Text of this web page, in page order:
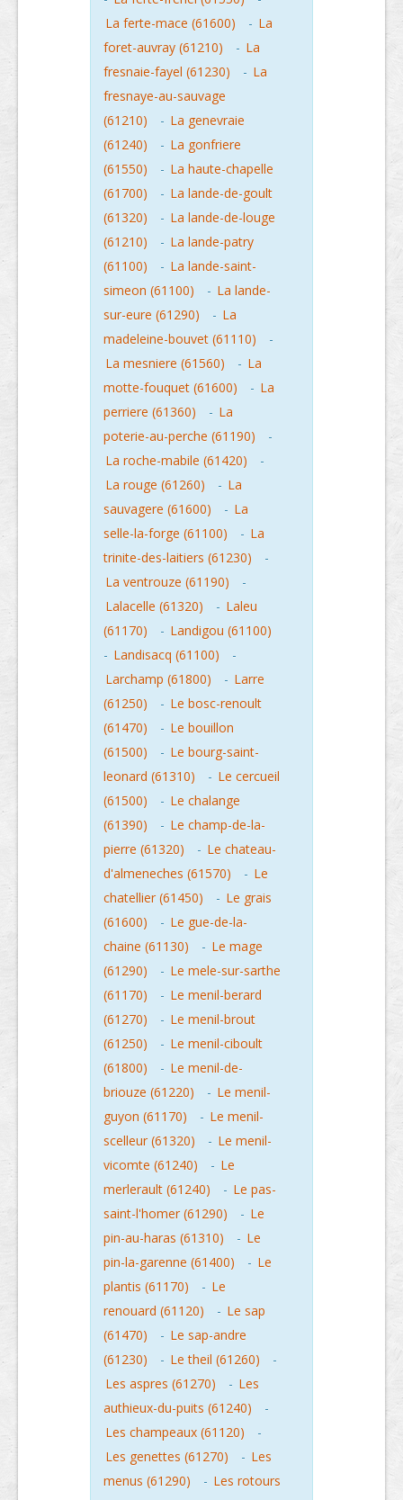
La ferte-mace (61600)
- La
foret-auvray (61210)
- La
fresnaie-fayel (61230)
- La
fresnaye-au-sauvage
(61210)
- La genevraie
(61240)
- La gonfriere
(61550)
- La haute-chapelle
(61700)
- La lande-de-goult
(61320)
- La lande-de-louge
(61210)
- La lande-patry
(61100)
- La lande-saint-
simeon (61100)
- La lande-
sur-eure (61290)
- La
madeleine-bouvet (61110)
-
La mesniere (61560)
- La
motte-fouquet (61600)
- La
perriere (61360)
- La
poterie-au-perche (61190)
-
La roche-mabile (61420)
-
La rouge (61260)
- La
sauvagere (61600)
- La
selle-la-forge (61100)
- La
trinite-des-laitiers (61230)
-
La ventrouze (61190)
-
Lalacelle (61320)
- Laleu
(61170)
- Landigou (61100)
- Landisacq (61100)
-
Larchamp (61800)
- Larre
(61250)
- Le bosc-renoult
(61470)
- Le bouillon
(61500)
- Le bourg-saint-
leonard (61310)
- Le cercueil
(61500)
- Le chalange
(61390)
- Le champ-de-la-
pierre (61320)
- Le chateau-
d'almeneches (61570)
- Le
chatellier (61450)
- Le grais
(61600)
- Le gue-de-la-
chaine (61130)
- Le mage
(61290)
- Le mele-sur-sarthe
(61170)
- Le menil-berard
(61270)
- Le menil-brout
(61250)
- Le menil-ciboult
(61800)
- Le menil-de-
briouze (61220)
- Le menil-
guyon (61170)
- Le menil-
scelleur (61320)
- Le menil-
vicomte (61240)
- Le
merlerault (61240)
- Le pas-
saint-l'homer (61290)
- Le
pin-au-haras (61310)
- Le
pin-la-garenne (61400)
- Le
plantis (61170)
- Le
renouard (61120)
- Le sap
(61470)
- Le sap-andre
(61230)
- Le theil (61260)
-
Les aspres (61270)
- Les
authieux-du-puits (61240)
-
Les champeaux (61120)
-
Les genettes (61270)
- Les
menus (61290)
- Les rotours